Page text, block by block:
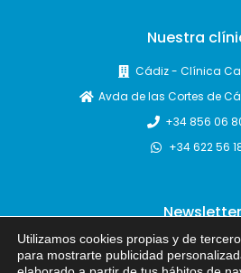
Nuestra
Cádiz - Clínica
Avda de las Cortes de
+34 856 06
+34 622 56
Newsletter
Utilizamos cookies propias y de
para mostrarte publicidad